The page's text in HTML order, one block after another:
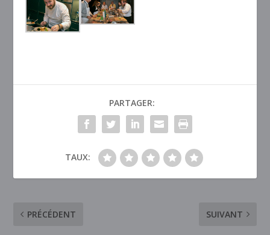
PARTAGER:
TAUX:
PRÉCÉDENT SUIVANT